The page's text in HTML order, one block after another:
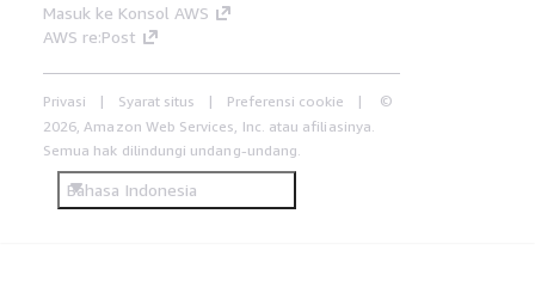
Masuk ke Konsol AWS
AWS re:Post
Privasi Syarat situs Preferensi cookie
©
2026, Amazon Web Services, Inc. atau afiliasinya.
Semua hak dilindungi undang-undang.
Bahasa Indonesia